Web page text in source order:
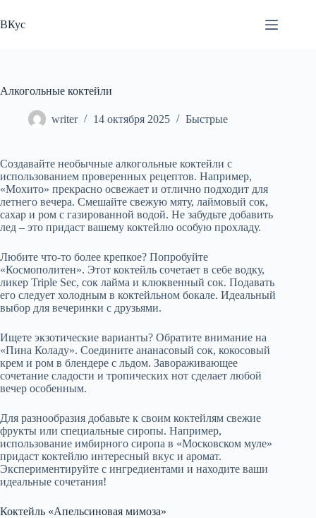
к
сути
ВКус
Алкогольные коктейли
writer 14 октября 2025 Быстрые
Создавайте необычные алкогольные коктейли с
использованием проверенных рецептов. Например,
«Мохито» прекрасно освежает и отлично подходит для
летнего вечера. Смешайте свежую мяту, лаймовый сок,
сахар и ром с газированной водой. Не забудьте добавить
лед – это придаст вашему коктейлю особую прохладу.
Любите что-то более крепкое? Попробуйте
«Космополитен». Этот коктейль сочетает в себе водку,
ликер Triple Sec, сок лайма и клюквенный сок. Подавать
его следует холодным в коктейльном бокале. Идеальный
выбор для вечеринки с друзьями.
Ищете экзотические варианты? Обратите внимание на
«Пина Коладу». Соедините ананасовый сок, кокосовый
крем и ром в блендере с льдом. Завораживающее
сочетание сладости и тропических нот сделает любой
вечер особенным.
Для разнообразия добавьте к своим коктейлям свежие
фрукты или специальные сиропы. Например,
использование имбирного сиропа в «Московском муле»
придаст коктейлю интересный вкус и аромат.
Экспериментируйте с ингредиентами и находите ваши
идеальные сочетания!
Коктейль «Апельсиновая мимоза»